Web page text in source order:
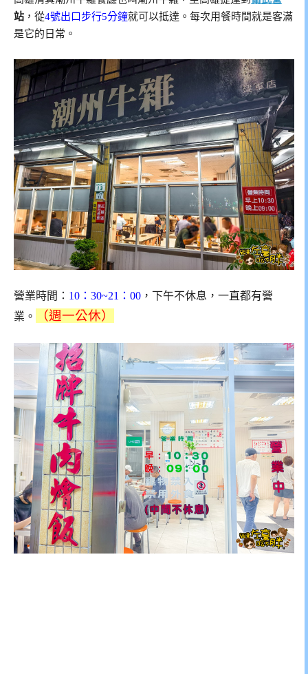
站 ，從4號出口步行5分鐘就可以抵達。每次用餐時間就是客滿
是它的日常。
營業時間： 10：30~21：00 ，下午不休息，一直都有營
業。
（週一公休）